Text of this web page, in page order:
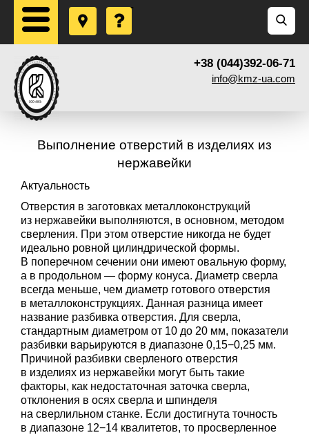
+38 (044)392-06-71
info@kmz-ua.com
Выполнение отверстий в изделиях из
нержавейки
Актуальность
Отверстия в заготовках металлоконструкций
из нержавейки выполняются, в основном, методом
сверления. При этом отверстие никогда не будет
идеально ровной цилиндрической формы.
В поперечном сечении они имеют овальную форму,
а в продольном — форму конуса. Диаметр сверла
всегда меньше, чем диаметр готового отверстия
в металлоконструкциях. Данная разница имеет
название разбивка отверстия. Для сверла,
стандартным диаметром от 10 до 20 мм, показатели
разбивки варьируются в диапазоне 0,15−0,25 мм.
Причиной разбивки сверленого отверстия
в изделиях из нержавейки могут быть такие
факторы, как недостаточная заточка сверла,
отклонения в осях сверла и шпинделя
на сверлильном станке. Если достигнута точность
в диапазоне 12−14 квалитетов, то просверленное